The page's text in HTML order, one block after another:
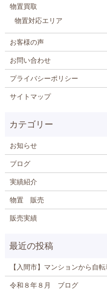
物置買取
物置対応エリア
お客様の声
お問い合わせ
プライバシーポリシー
サイトマップ
お知らせ
ブログ
実績紹介
物置 販売
販売実績
【入間市】マンションから自
令和８年８月 ブログ